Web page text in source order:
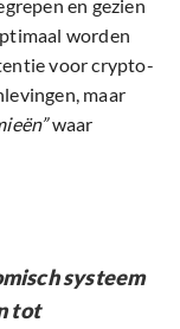
en gezien
worden
voor crypto-
maar
waar
systeem
tot